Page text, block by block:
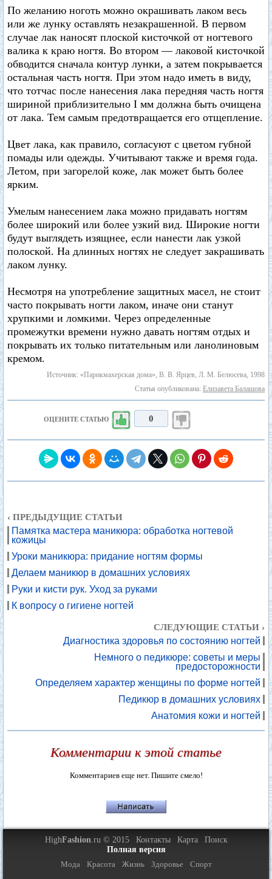
По желанию ноготь можно окрашивать лаком весь
или же лунку оставлять незакрашенной. В первом
случае лак наносят плоской кисточкой от ногтевого
валика к краю ногтя. Во втором — лаковой кисточкой
обводится сначала контур лунки, а затем покрывается
остальная часть ногтя. При этом надо иметь в виду,
что тотчас после нанесения лака передняя часть ногтя
шириной приблизительно I мм должна быть очищена
от лака. Тем самым предотвращается его отщепление.
Цвет лака, как правило, согласуют с цветом губной
помады или одежды. Учитывают также и время года.
Летом, при загорелой коже, лак может быть более
ярким.
Умелым нанесением лака можно придавать ногтям
более широкий или более узкий вид. Широкие ногти
будут выглядеть изящнее, если нанести лак узкой
полоской. На длинных ногтях не следует закрашивать
лаком лунку.
Несмотря на употребление защитных масел, не стоит
часто покрывать ногти лаком, иначе они станут
хрупкими и ломкими. Через определенные
промежутки времени нужно давать ногтям отдых и
покрывать их только питательным или ланолиновым
кремом.
Источник: «Парикмахерская дома», В. В. Ярцев, Л. М. Белюсева, 1998
Статья опубликована: Елизавета Балашова
ОЦЕНИТЕ СТАТЬЮ 0
‹ ПРЕДЫДУЩИЕ СТАТЬИ
Памятка мастера маникюра: обработка ногтевой
кожицы
Уроки маникюра: придание ногтям формы
Делаем маникюр в домашних условиях
Руки и кисти рук. Уход за руками
К вопросу о гигиене ногтей
СЛЕДУЮЩИЕ СТАТЬИ ›
Диагностика здоровья по состоянию ногтей
Немного о педикюре: советы и меры
предосторожности
Определяем характер женщины по форме ногтей
Педикюр в домашних условиях
Анатомия кожи и ногтей
Комментарии к этой статье
Комментариев еще нет. Пишите смело!
HighFashion.ru © 2015 Контакты Карта
Поиск
Полная версия
Мода
Красота Жизнь Здоровье Спорт